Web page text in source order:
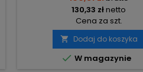
130,33 złnetto
Cena za szt.
 Dodaj do koszyka
 W magazynie